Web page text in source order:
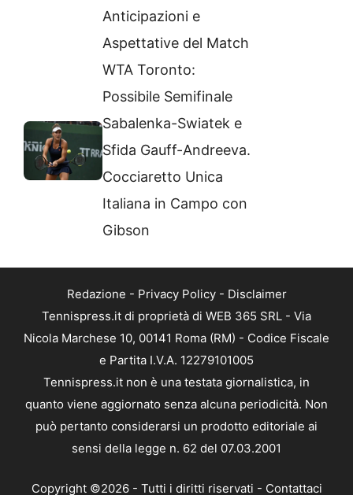
Anticipazioni e
Aspettative del Match
WTA Toronto:
Possibile Semifinale
Sabalenka-Swiatek e
Sfida Gauff-Andreeva.
Cocciaretto Unica
Italiana in Campo con
Gibson
Redazione - Privacy Policy- Disclaimer
Tennispress.it di proprietà di WEB 365 SRL - Via
Nicola Marchese 10, 00141 Roma (RM) - Codice Fiscale
e Partita I.V.A. 12279101005
Tennispress.it non è una testata giornalistica, in
quanto viene aggiornato senza alcuna periodicità. Non
può pertanto considerarsi un prodotto editoriale ai
sensi della legge n. 62 del 07.03.2001
Copyright ©2026 - Tutti i diritti riservati - Contattaci